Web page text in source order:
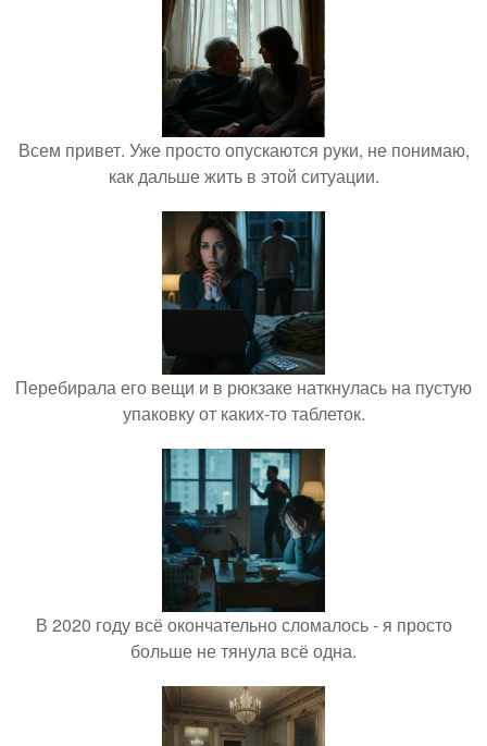
Всем привет. Уже просто опускаются руки, не понимаю,
как дальше жить в этой ситуации.
Перебирала его вещи и в рюкзаке наткнулась на пустую
упаковку от каких-то таблеток.
В 2020 году всё окончательно сломалось - я просто
больше не тянула всё одна.